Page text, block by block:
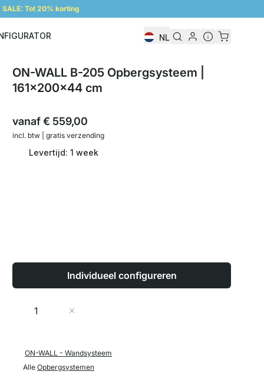
SALE: Tot 20% korting
NL
ON-WALL B-205 Opbergsysteem |
161x200x44 cm
vanaf€ 559,00
incl. btw | gratis verzending
Levertijd: 1 week
Individueel configureren
Aantal
ON-WALL - Wandsysteem
AlleOpbergsystemen